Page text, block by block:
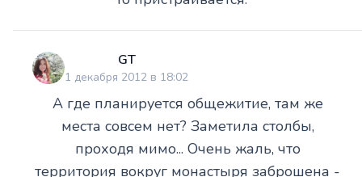
GT
1 декабря 2012 в 18:02
А где планируется общежитие, там же
места совсем нет? Заметила столбы,
проходя мимо... Очень жаль, что
территория вокруг монастыря заброшена -